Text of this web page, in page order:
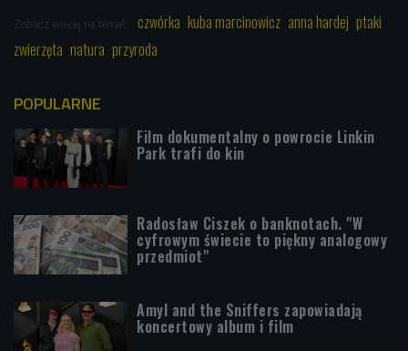
Zobacz więcej na temat: czwórka kuba marcinowicz anna hardej ptaki
zwierzęta natura przyroda
POPULARNE
Film dokumentalny o powrocie Linkin
Park trafi do kin
Radosław Ciszek o banknotach. "W
cyfrowym świecie to piękny analogowy
przedmiot"
Amyl and the Sniffers zapowiadają
koncertowy album i film